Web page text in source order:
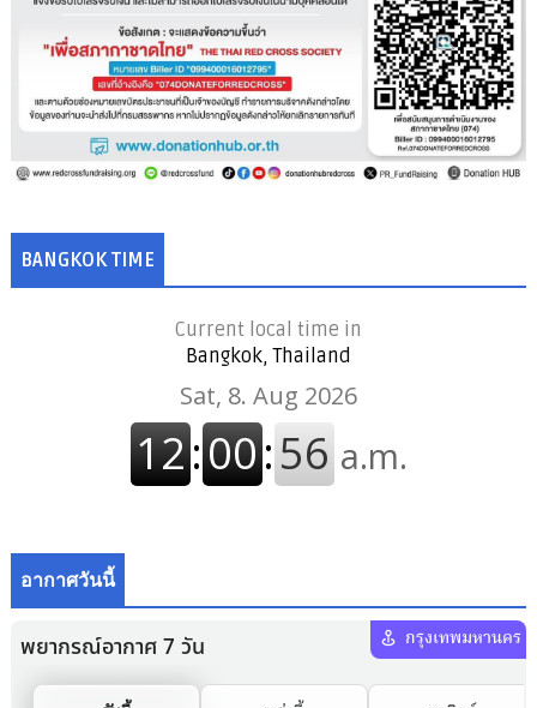
BANGKOK TIME
Current local time in
Bangkok, Thailand
อากาศวันนี้